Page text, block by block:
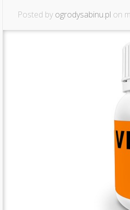
Posted by ogrodysabinu.pl on